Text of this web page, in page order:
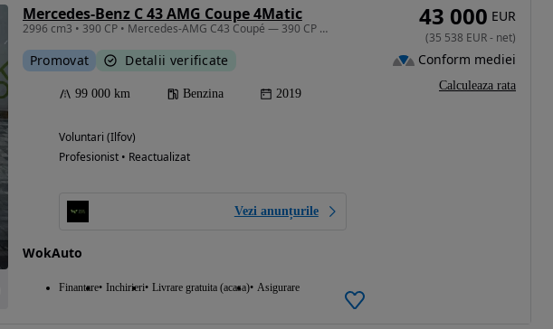
Mercedes-Benz C 43 AMG Coupe 4Matic
2996 cm3 • 390 CP • Mercedes-AMG C43 Coupé — 390 CP | 4MATIC | Intake + Downpipe | Burm
Promovat Detalii verificate
99 000 km Benzina 2019
Voluntari (Ilfov)
Profesionist • Reactualizat
Vezi anunțurile
WokAuto
Finantare Inchirieri Livrare gratuita (acasa) Asigurare
43 000 EUR
(35 538 EUR- net)
Conform mediei
Calculeaza rata